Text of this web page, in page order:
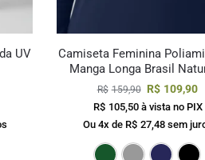
UV
Camiseta Feminina
Manga Longa Brasil
R$ 159,90 R$ 109,90
R$ 105,50à vista no PIX
Ou 4x de R$ 27,48sem
Verde